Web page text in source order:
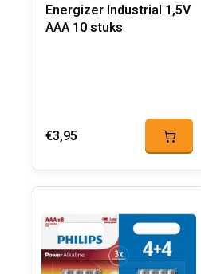
Energizer Industrial 1,5V
AAA 10 stuks
€3,95